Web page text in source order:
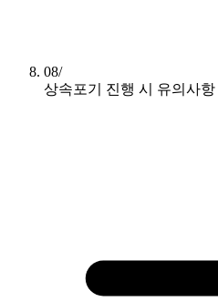
08/
상속포기 진행 시 유의사항